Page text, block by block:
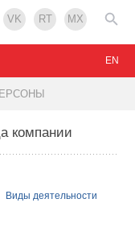
VK RT MX
EN
компании
Виды деятельности